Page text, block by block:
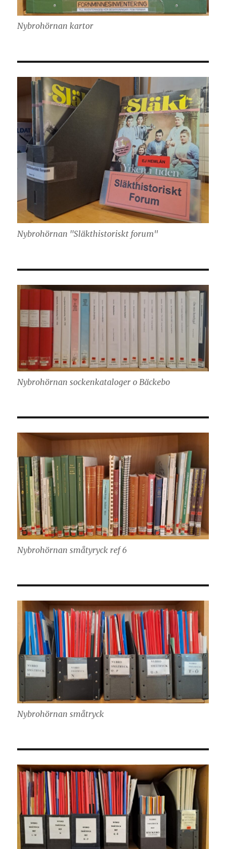
Nybrohörnan kartor
Nybrohörnan "Släkthistoriskt forum"
Nybrohörnan sockenkataloger o Bäckebo
Nybrohörnan småtyryck ref 6
Nybrohörnan småtryck